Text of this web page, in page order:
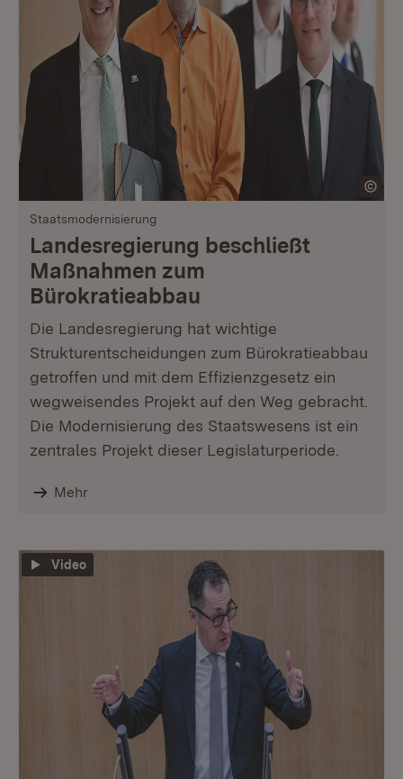
Staatsmodernisierung
Landesregierung beschließt
Maßnahmen zum
Bürokratieabbau
Die Landesregierung hat wichtige
Strukturentscheidungen zum Bürokratieabbau
getroffen und mit dem Effizienzgesetz ein
wegweisendes Projekt auf den Weg gebracht.
Die Modernisierung des Staatswesens ist ein
zentrales Projekt dieser Legislaturperiode.
Mehr
Video